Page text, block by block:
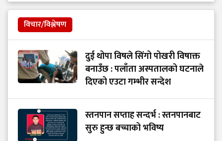
विचार/विश्लेषण
दुई थोपा विषले सिंगो पोखरी विषाक्त
बनाउँछ : पलाँता अस्पतालको घटनाले
दिएको एउटा गम्भीर सन्देश
स्तनपान सप्ताह सन्दर्भ : स्तनपानबाट
सुरु हुन्छ बच्चाको भविष्य